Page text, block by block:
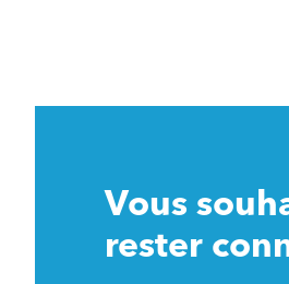
Vous
rester